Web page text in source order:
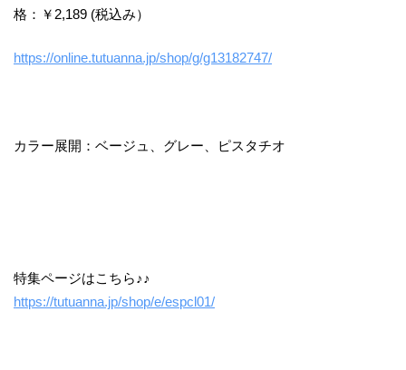
格：￥2,189 (税込み）
https://online.tutuanna.jp/shop/g/g13182747/
カラー展開：ベージュ、グレー、ピスタチオ
特集ページはこちら♪♪
https://tutuanna.jp/shop/e/espcl01/